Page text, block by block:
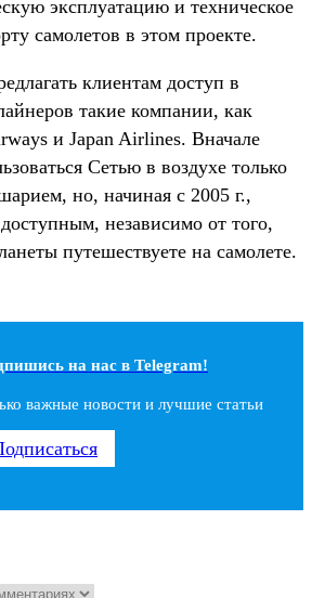
эксплуатацию и техническое
самолетов в этом проекте.
клиентам доступ в
такие компании, как
и Japan Airlines. Вначале
Сетью в воздухе только
но, начиная с 2005 г.,
независимо от того,
путешествуете на самолете.
на наc в Telegram!
важные новости и лучшие статьи